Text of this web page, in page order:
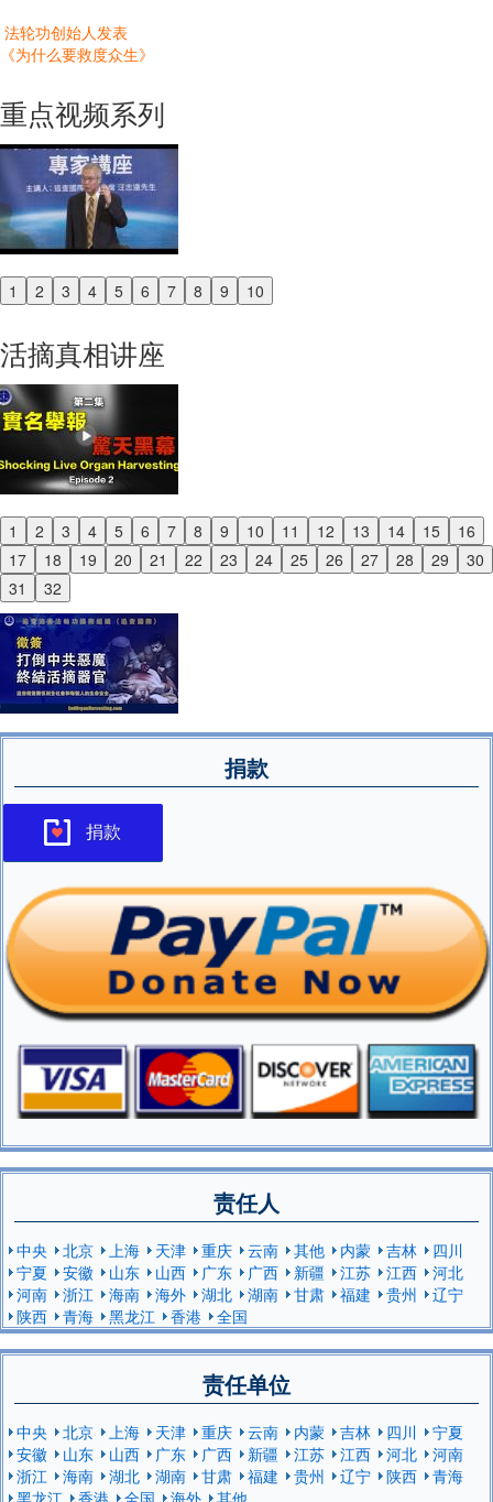
法轮功创始人发表
《为什么要救度众生》
重点视频系列
1 2 3 4 5 6 7 8 9 10
Previous
活摘真相讲座
1 2 3 4 5 6 7 8 9 10 11 12 13 14 15
16
17
18 19 20 21 22 23 24 25 26 27 28 29
30
31
32
Previous
Next
捐款
捐款
责任人
中央 北京 上海 天津 重庆 云南 其他 内蒙 吉林
四川
宁夏
安徽 山东 山西 广东 广西 新疆 江苏 江西
河北
河南
浙江 海南 海外 湖北 湖南 甘肃 福建 贵州
辽宁
陕西
青海 黑龙江 香港 全国
责任单位
中央 北京 上海 天津 重庆 云南 内蒙 吉林 四川
宁夏
安徽
山东 山西 广东 广西 新疆 江苏 江西 河北
河南
浙江
海南 湖北 湖南 甘肃 福建 贵州 辽宁 陕西
青海
黑龙江
香港 全国 海外 其他